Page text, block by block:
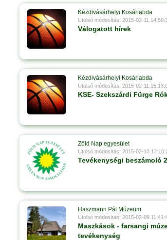
Kézdivásárhelyi Kosárlabda
Utolsó módosítás: 2015-02-11
Válogatott hírek
Kézdivásárhelyi Kosárlabda
Utolsó módosítás: 2015-02-11
KSE- Szekszárdi Fürge
Zöld Nap egyesület
Utolsó módosítás: 2015-02-13
Tevékenységi beszámoló
Haszmann Pál Múzeum
Utolsó módosítás: 2015-02-09
Maszkások - farsangi
tevékenység